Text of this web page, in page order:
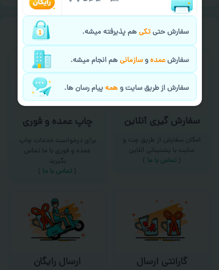
خیالت راحت ازسفارش گیری
سفارش گیری آنلاین
امکان سفارش از طریق چت و
سایت با پشتیبانی آنلاین
( تماس با ما‌ )
چاپ عمده و فوری
برای درخواست خدمات چاپ
عمده و فوری با ما تماس
بگیرید
( تماس با ما )
گارانتی ارسال ارسال رایگان
سفارش حتیتکیهم پذیرفته میشه.
سفارشعمدهوسازمانیهم انجام میشه.
سفارش از طریق سایت وهمهپیام رسان ها.